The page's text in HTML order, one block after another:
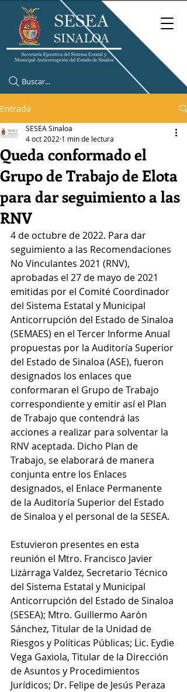
Buscar...
Entrada
Queda conformado el
Grupo de Trabajo de Elota
para dar seguimiento a las
RNV
SESEA Sinaloa
4 oct 2022 1 min de lectura
4 de octubre de 2022. Para dar
seguimiento a las Recomendaciones
No Vinculantes 2021 (RNV),
aprobadas el 27 de mayo de 2021
emitidas por el Comité Coordinador
del Sistema Estatal y Municipal
Anticorrupción del Estado de Sinaloa
(SEMAES) en el Tercer Informe Anual
propuestas por la Auditoría Superior
del Estado de Sinaloa (ASE), fueron
designados los enlaces que
conformaran el Grupo de Trabajo
correspondiente y emitir así el Plan
de Trabajo que contendrá las
acciones a realizar para solventar la
RNV aceptada. Dicho Plan de
Trabajo, se elaborará de manera
conjunta entre los Enlaces
designados, el Enlace Permanente
de la Auditoría Superior del Estado
de Sinaloa y el personal de la SESEA.
Estuvieron presentes en esta
reunión el Mtro. Francisco Javier
Lizárraga Valdez, Secretario Técnico
del Sistema Estatal y Municipal
Anticorrupción del Estado de Sinaloa
(SESEA); Mtro. Guillermo Aarón
Sánchez, Titular de la Unidad de
Riesgos y Políticas Públicas; Lic. Eydie
Vega Gaxiola, Titular de la Dirección
de Asuntos y Procedimientos
Jurídicos; Dr. Felipe de Jesús Peraza